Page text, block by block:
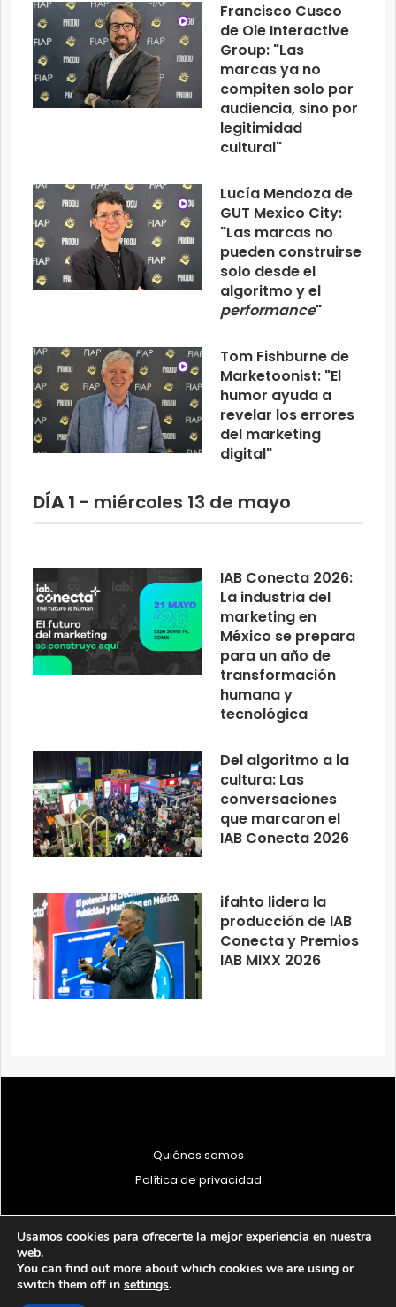
Francisco Cusco
de Ole Interactive
Group: "Las
marcas ya no
compiten solo por
audiencia, sino por
legitimidad
cultural"
Lucía Mendoza de
GUT Mexico City:
"Las marcas no
pueden construirse
solo desde el
algoritmo y el
performance"
Tom Fishburne de
Marketoonist: "El
humor ayuda a
revelar los errores
del marketing
digital"
DÍA 1 - miércoles 13 de mayo
IAB Conecta 2026:
La industria del
marketing en
México se prepara
para un año de
transformación
humana y
tecnológica
Del algoritmo a la
cultura: Las
conversaciones
que marcaron el
IAB Conecta 2026
ifahto lidera la
producción de IAB
Conecta y Premios
IAB MIXX 2026
Quiénes somos
Política de privacidad
© 1997 - 2026 PRODU - Todos los derechos reservados
Usamos cookies para ofrecerte la mejor experiencia en nuestra
web.
You can find out more about which cookies we are using or
switch them off in settings.